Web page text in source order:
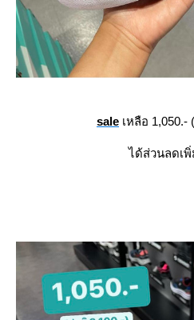
sale เหลือ 1,050.-
ได้ส่วนลดเพิ่